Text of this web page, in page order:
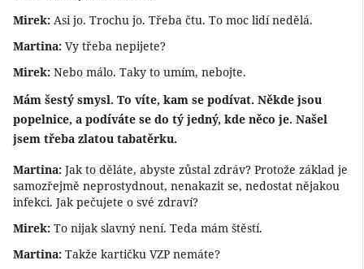
Mirek: Asi jo. Trochu jo. Třeba čtu. To moc lidí nedělá.
Martina: Vy třeba nepijete?
Mirek: Nebo málo. Taky to umím, nebojte.
Mám šestý smysl. To víte, kam se podívat. Někde jsou
popelnice, a podíváte se do tý jedný, kde něco je. Našel
jsem třeba zlatou tabatěrku.
Martina: Jak to děláte, abyste zůstal zdráv? Protože základ je
samozřejmě neprostydnout, nenakazit se, nedostat nějakou
infekci. Jak pečujete o své zdraví?
Mirek: To nijak slavný není. Teda mám štěstí.
Martina: Takže kartičku VZP nemáte?